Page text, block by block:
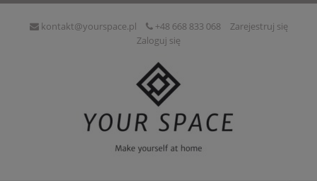
kontakt@yourspace.pl +48 668 833 068
Zarejestruj się
Zaloguj się